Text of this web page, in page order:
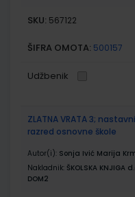
SKU: 567122
ŠIFRA OMOTA: 500157
Udžbenik
ZLATNA VRATA 3;
razred osnovne škole
Autor(i): Sonja Ivić Marija
Nakladnik: ŠKOLSKA KNJIGA
DOM2